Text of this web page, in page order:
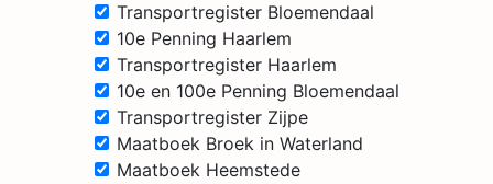
Transportregister Bloemendaal
10e Penning Haarlem
Transportregister Haarlem
10e en 100e Penning Bloemendaal
Transportregister Zijpe
Maatboek Broek in Waterland
Maatboek Heemstede